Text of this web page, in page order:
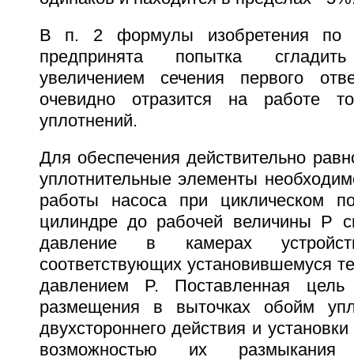
В п. 2 формулы изобретения по
предпринята попытка сгладить
увеличением сечения первого
очевидно отразится на работе
уплотнений.
Для обеспечения действительно
уплотнительные элементы
работы насоса при циклическом
цилиндре до рабочей величины P
давление в камерах
соответствующих установившемуся
давлением P. Поставленная цель
размещения в выточках обойм
двухстороннего действия и
возможностью их